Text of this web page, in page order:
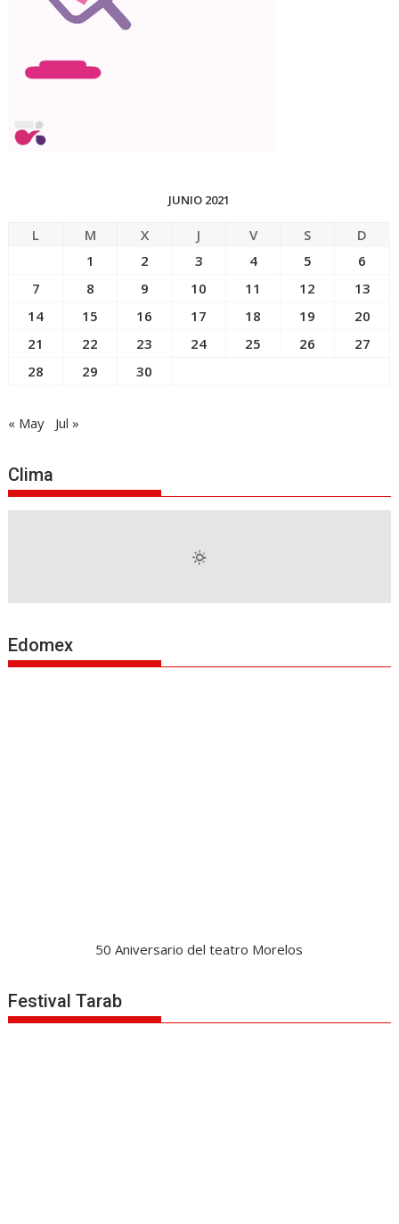
JUNIO 2021
L M X J V S
D
1
2 3 4 5
6
7
8 9 10 11 12
13
14
15 16 17 18 19
20
21
22 23 24 25 26
27
28
29 30
« May Jul »
Clima
Edomex
50 Aniversario del teatro Morelos
Festival Tarab